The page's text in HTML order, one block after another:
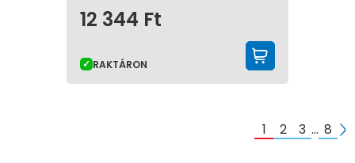
12 344 Ft
RAKTÁRON
1 2 3 … 8